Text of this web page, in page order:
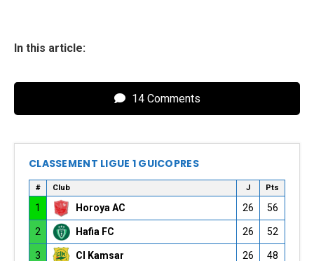
In this article:
14 Comments
CLASSEMENT LIGUE 1 GUICOPRES
# Club J Pts
1 Horoya AC 26 56
2 Hafia FC 26 52
3 CI Kamsar 26 48